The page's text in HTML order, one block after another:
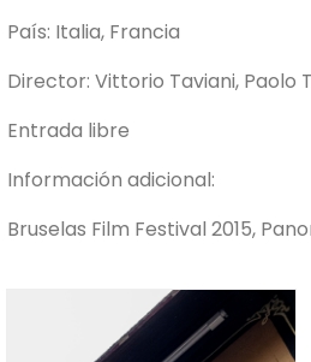
País: Italia, Francia
Director: Vittorio Taviani, Paolo
Entrada libre
Información adicional:
Bruselas Film Festival 2015,